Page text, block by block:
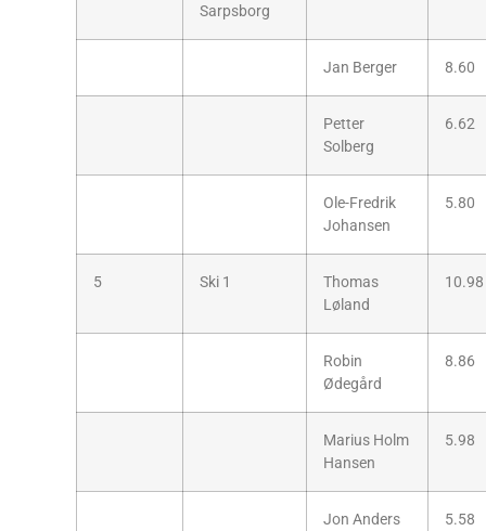
Sarpsborg
Jan Berger 8.60
Petter
Solberg
6.62
Ole-Fredrik
Johansen
5.80
5 Ski 1
Thomas
Løland
10.98
Robin
Ødegård
8.86
Marius Holm
Hansen
5.98
Jon Anders
5.58